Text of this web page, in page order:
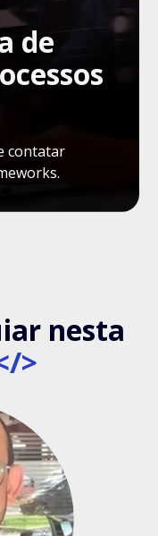
de
contatar
nesta
>